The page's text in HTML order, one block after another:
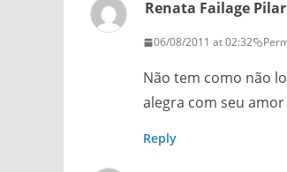
Renata Failage Pilar
06/08/2011 at 02:32
Não tem como não
alegra com seu
Reply